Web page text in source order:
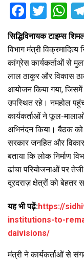
F
a
ce
b
o
o
k
T
tt
er
W
h
at
s
A
p
p
सिद्धिविनायक टाइम्स
विभाग मंत्री
कांग्रेस कार्यकर्ताओं से
लाल ठाकुर और विकास
आयोजन किया गया, जिसमें
उपस्थित रहे। नमहोल
कार्यकर्ताओं ने फूल-
अभिनंदन किया। बैठक को
सरकार जनहित और विकास
बताया कि लोक निर्माण
ढांचा परियोजनाओं पर
दूरदराज़ क्षेत्रों को
यह भी पढ़ें:https://
institutions-to-
daivisions/
मंत्री ने कार्यकर्ताओं से